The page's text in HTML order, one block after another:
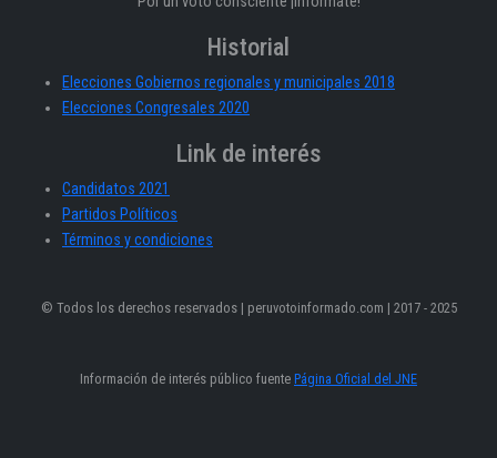
Historial
Elecciones Gobiernos regionales y municipales 2018
Elecciones Congresales 2020
Link de interés
Candidatos 2021
Partidos Políticos
Términos y condiciones
© Todos los derechos reservados | peruvotoinformado.com | 2017 - 2025
Información de interés público fuente Página Oficial del JNE